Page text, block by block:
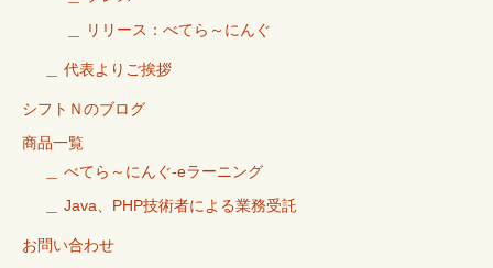
＿ リリース：べてら～にんぐ
＿ 代表よりご挨拶
シフトＮのブログ
商品一覧
＿ べてら～にんぐ-eラーニング
＿ Java、PHP技術者による業務受託
お問い合わせ